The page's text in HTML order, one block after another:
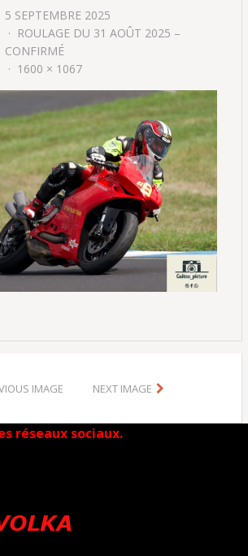
5 SEPTEMBRE 2025
ROULAGE DU 31 AOÛT 2025 –
CONFIRMÉ
1600 × 1067
IMAGE NEXT IMAGE
réseaux sociaux.